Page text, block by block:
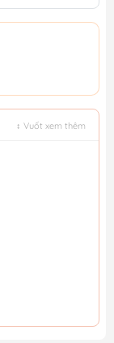
↕ Vuốt xem thêm